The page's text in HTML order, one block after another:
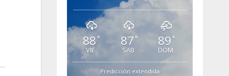
88°
VIE
87 °
SAB
89 °
DOM
Predicción extendida